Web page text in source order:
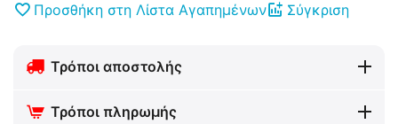
Προσθήκη στη Λίστα Αγαπημένων Σύγκριση
Τρόποι αποστολής
Τρόποι πληρωμής